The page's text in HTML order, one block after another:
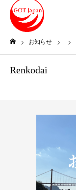
お知らせ
Renkodai